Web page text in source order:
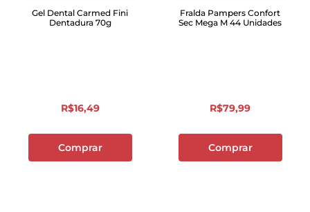
Gel Dental Carmed Fini
Dentadura 70g
R$16,49
Comprar
Fralda Pampers Confort
Sec Mega M 44 Unidades
R$79,99
Comprar